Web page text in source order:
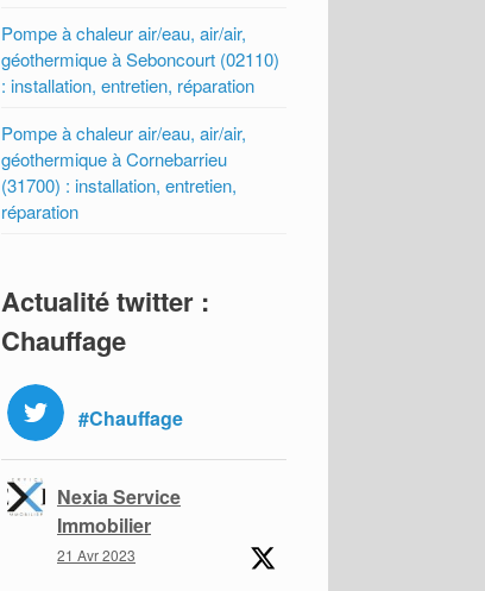
Pompe à chaleur air/eau, air/air,
géothermique à Seboncourt (02110)
: installation, entretien, réparation
Pompe à chaleur air/eau, air/air,
géothermique à Cornebarrieu
(31700) : installation, entretien,
réparation
Actualité twitter :
Chauffage
#Chauffage
Nexia Service
Immobilier
21 Avr 2023